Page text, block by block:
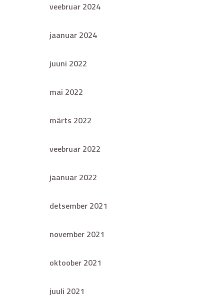
veebruar 2024
jaanuar 2024
juuni 2022
mai 2022
märts 2022
veebruar 2022
jaanuar 2022
detsember 2021
november 2021
oktoober 2021
juuli 2021